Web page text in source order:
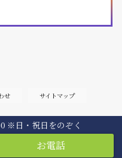
※日・祝日をのぞく
せ サイトマップ
, 2019 All Rights Reserved.